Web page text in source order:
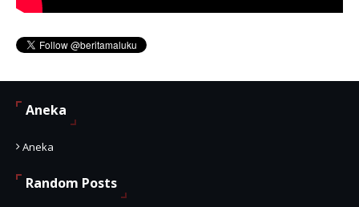
Aneka
Aneka
Random Posts